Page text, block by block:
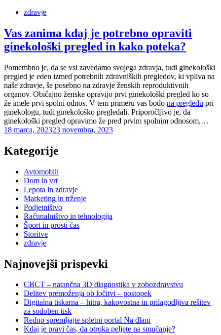
zdravje
Vas zanima kdaj je potrebno opraviti
ginekološki pregled in kako poteka?
Pomembno je, da se vsi zavedamo svojega zdravja, tudi ginekološki
pregled je eden izmed potrebnih zdravniških pregledov, ki vpliva na
naše zdravje, še posebno na zdravje ženskih reproduktivnih
organov. Običajno ženske opravijo prvi ginekološki pregled ko so
že imele prvi spolni odnos. V tem primeru vas bodo na pregledu pri
ginekologu, tudi ginekološko pregledali. Priporočljivo je, da
ginekološki pregled opravimo že pred prvim spolnim odnosom,…
Posted
18 marca, 202323 novembra, 2023
Kategorije
Avtomobili
Dom in vrt
Lepota in zdravje
Marketing in trženje
Podjetništvo
Računalništvo in tehnologija
Šport in prosti čas
Storitve
zdravje
Najnovejši prispevki
CBCT – natančna 3D diagnostika v zobozdravstvu
Delitev premoženja ob ločitvi – postopek
Digitalna tiskarna – hitra, kakovostna in prilagodljiva rešitev
za sodoben tisk
Redno spremljajte spletni portal Na dlani
Kdaj je pravi čas, da otroka peljete na smučanje?